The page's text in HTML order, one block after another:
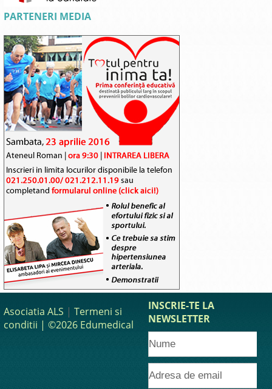
PARTENERI MEDIA
Asociatia ALS |Termeni si
conditii | ©2026 Edumedical
INSCRIE-TE LA
NEWSLETTER